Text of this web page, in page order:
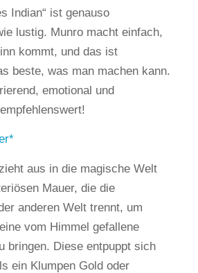
Indian“ ist genauso
lustig. Munro macht einfach,
kommt, und das ist
beste, was man machen kann.
emotional und
aus in die magische Welt
Mauer, die die
anderen Welt trennt, um
vom Himmel gefallene
bringen. Diese entpuppt sich
ein Klumpen Gold oder